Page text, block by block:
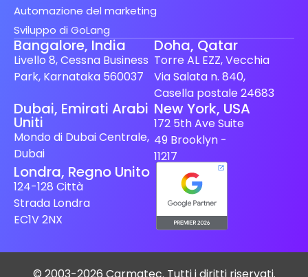
Automazione del marketing
Sviluppo di GoLang
Bangalore, India
Livello 8, Cessna Business
Park, Karnataka 560037
Doha, Qatar
Torre AL EZZ, Vecchia
Via Salata n. 840,
Casella postale 24683
Dubai, Emirati Arabi
Uniti
Mondo di Dubai Centrale,
Dubai
New York, USA
172 5th Ave Suite
49 Brooklyn -
11217
Londra, Regno Unito
124-128 Città
Strada Londra
EC1V 2NXGerman
Japanese
Dutch
Spanish (Spain)